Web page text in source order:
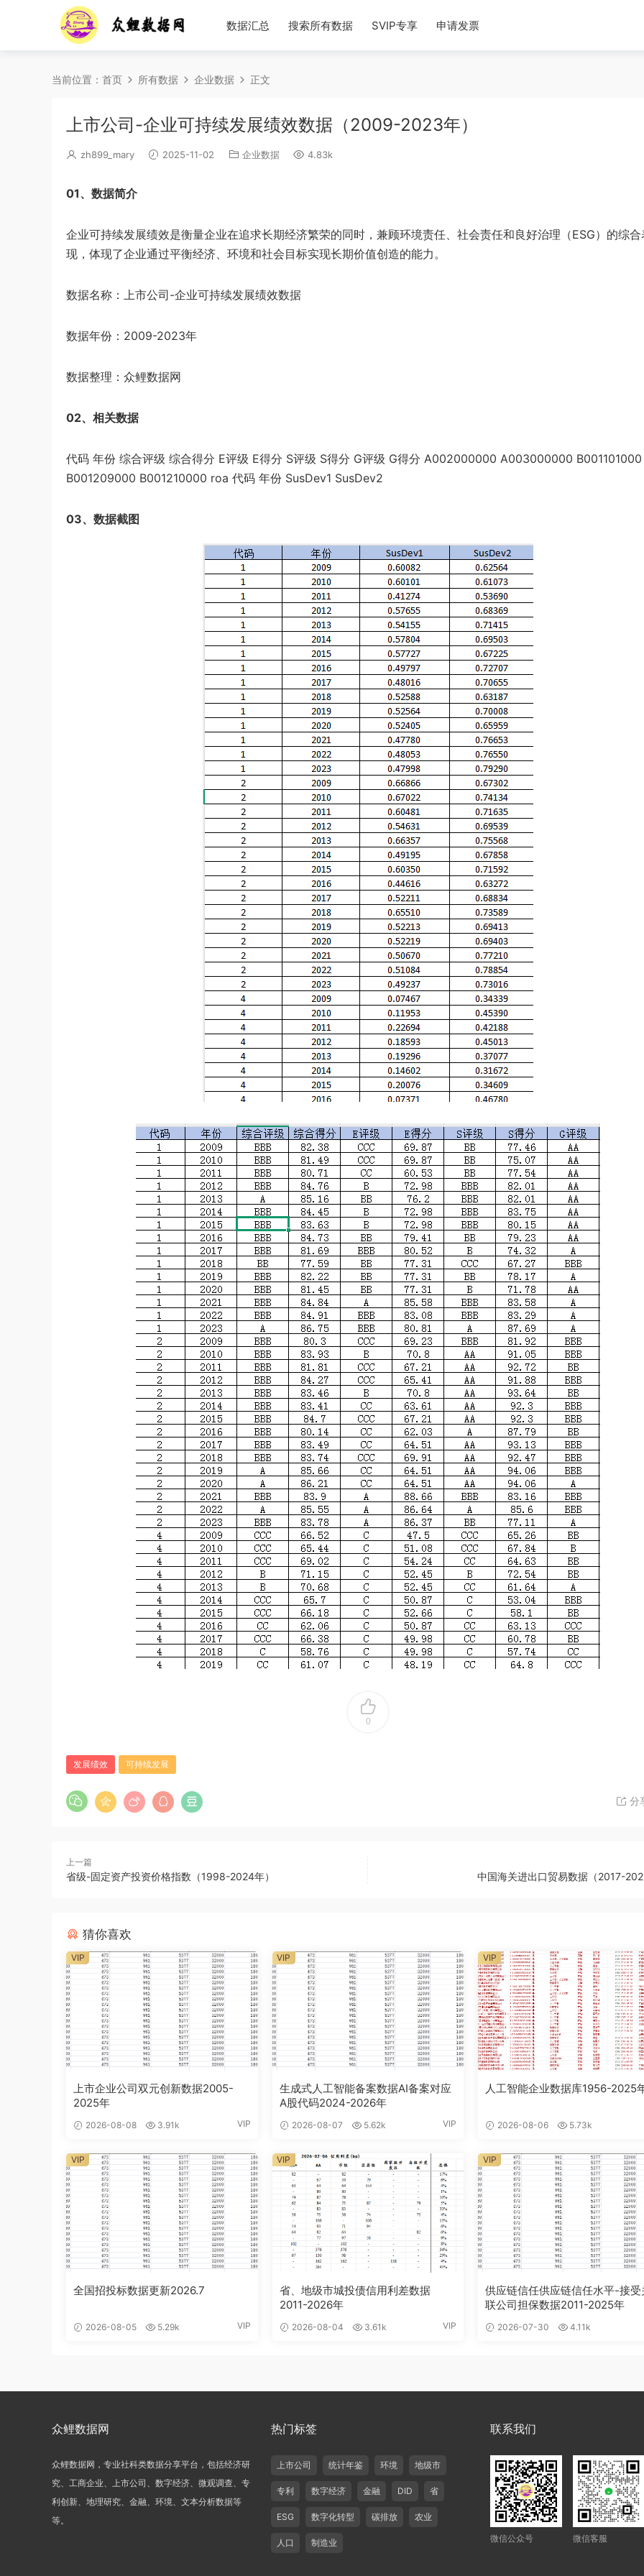
数据汇总 搜索所有数据 SVIP专享 申请发票
当前位置： 首页 所有数据 企业数据 正文
上市公司-企业可持续发展绩效数据（2009-2023年）
zh899_mary 2025-11-02 企业数据 4.83k
01、数据简介
企业可持续发展绩效是衡量企业在追求长期经济繁荣的同时，兼顾环境责任、社会责任和良好治理（ESG）的综合
现，体现了企业通过平衡经济、环境和社会目标实现长期价值创造的能力。
数据名称：上市公司-企业可持续发展绩效数据
数据年份：2009-2023年
数据整理：众鲤数据网
02、相关数据
代码 年份 综合评级 综合得分 E评级 E得分 S评级 S得分 G评级 G得分 A002000000 A003000000 B001101000
B001209000 B001210000 roa 代码 年份 SusDev1 SusDev2
03、数据截图
0
发展绩效 可持续发展
分
上一篇
省级-固定资产投资价格指数（1998-2024年） 中国海关进出口贸易数据（2017-
猜你喜欢
上市企业公司双元创新数据2005-
2025年
2026-08-08 3.91k VIP
VIP
生成式人工智能备案数据AI备案对应
A股代码2024-2026年
2026-08-07 5.62k VIP
VIP
人工智能企业数据库1956-2025
2026-08-06 5.73k
VIP
全国招投标数据更新2026.7
2026-08-05 5.29k VIP
VIP
省、地级市城投债信用利差数据
2011-2026年
2026-08-04 3.61k VIP
VIP
供应链信任供应链信任水平-接受
联公司担保数据2011-2025年
2026-07-30 4.11k
VIP
众鲤数据网
众鲤数据网，专业社科类数据分享平台，包括经济研
究、工商企业、上市公司、数字经济、微观调查、专
利创新、地理研究、金融、环境、文本分析数据等
等。
热门标签
上市公司 统计年鉴 环境 地级市
专利 数字经济 金融 DID 省
ESG 数字化转型 碳排放 农业
人口 制造业
联系我们
微信公众号 微信客服